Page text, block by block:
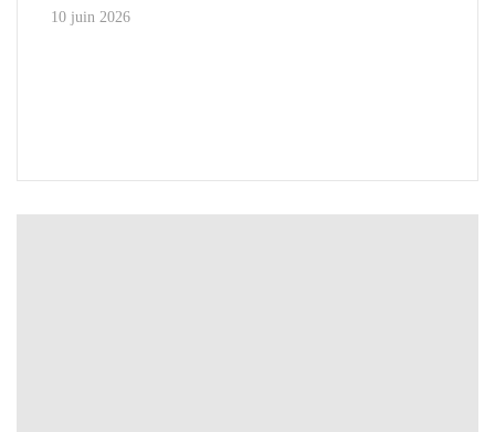
10 juin 2026